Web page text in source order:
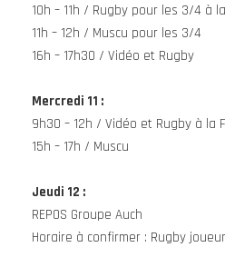
10h – 11h / Rugby pour les 3/4 à
11h – 12h / Muscu pour les 3/4
16h – 17h30 / Vidéo et Rugby
Mercredi 11 :
9h30 – 12h / Vidéo et Rugby à la
15h – 17h / Muscu
Jeudi 12 :
REPOS Groupe Auch
Horaire à confirmer : Rugby